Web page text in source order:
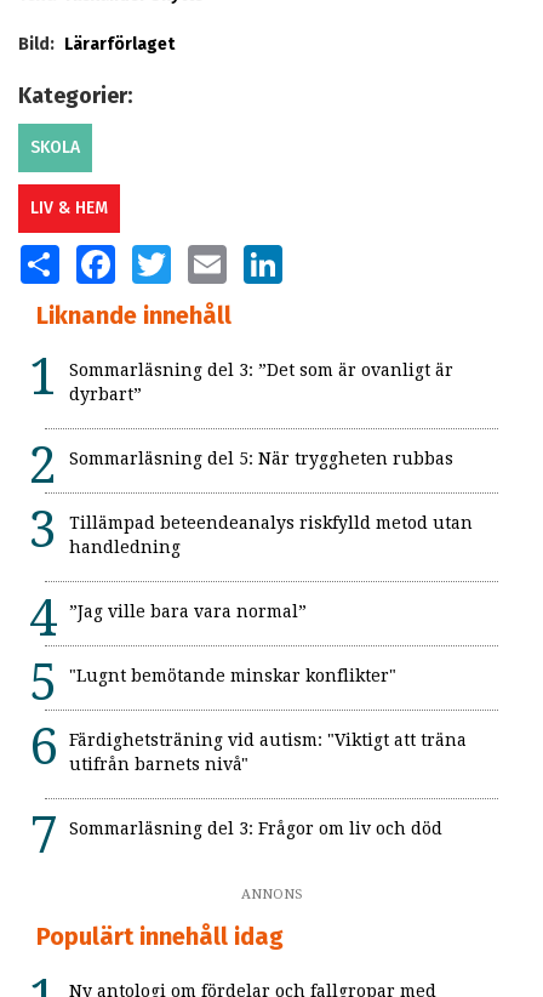
Bild: Lärarförlaget
Kategorier:
SKOLA
LIV & HEM
SHARE FACEBOOKTWITTER EMAIL
Liknande innehåll
Sommarläsning del 3: ”Det som är ovanligt är
dyrbart”
Sommarläsning del 5: När tryggheten rubbas
Tillämpad beteendeanalys riskfylld metod utan
handledning
”Jag ville bara vara normal”
"Lugnt bemötande minskar konflikter"
Färdighetsträning vid autism: "Viktigt att träna
utifrån barnets nivå"
Sommarläsning del 3: Frågor om liv och död
ANNONS
Populärt innehåll idag
Ny antologi om fördelar och fallgropar med